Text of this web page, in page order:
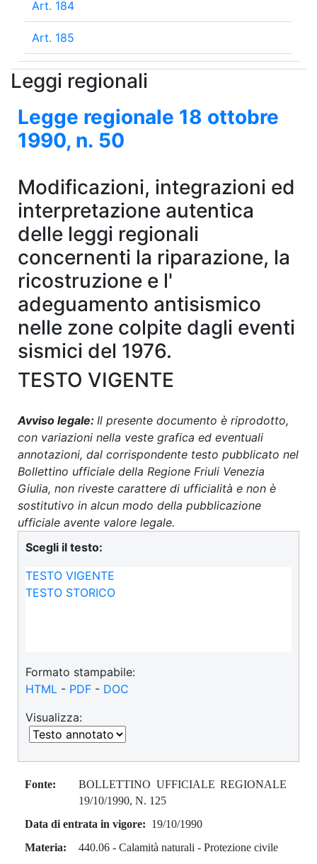
Art. 184
Art. 185
Leggi regionali
Legge regionale 18 ottobre
1990, n. 50
Modificazioni, integrazioni ed
interpretazione autentica
delle leggi regionali
concernenti la riparazione, la
ricostruzione e l'
adeguamento antisismico
nelle zone colpite dagli eventi
sismici del 1976.
TESTO VIGENTE
Avviso legale: Il presente documento è riprodotto,
con variazioni nella veste grafica ed eventuali
annotazioni, dal corrispondente testo pubblicato nel
Bollettino ufficiale della Regione Friuli Venezia
Giulia, non riveste carattere di ufficialità e non è
sostitutivo in alcun modo della pubblicazione
ufficiale avente valore legale.
Scegli il testo:
TESTO VIGENTE
TESTO STORICO
Formato stampabile:
HTML - PDF - DOC
Visualizza:
Fonte:
BOLLETTINO UFFICIALE REGIONALE
19/10/1990, N. 125
Data di entrata in vigore: 19/10/1990
Materia:
440.06- Calamità naturali - Protezione civile